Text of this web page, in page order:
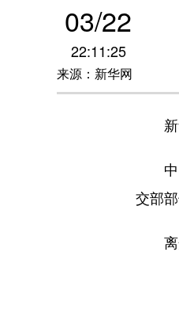
03/22
22:11:25
来源：新华网
新华
中
交部
离开